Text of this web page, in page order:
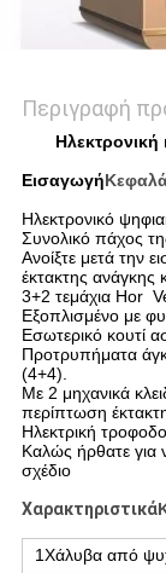
Περιγραφή
Εισαγωγή
Ηλεκτρονικό
Συνολικό πάχος
Ανοίξτε μετά την
έκτακτης ανάγκης
3+2 τεμάχια Hor
Εξοπλισμένο με
Εσωτερικό κουτί
Προτρυπήματα
(4+4).
Με 2 μηχανικά
περίπτωση
Ηλεκτρική
Καλώς ήρθατε για
σχέδιο
Χαρακτηριστικά
1Χάλυβα από